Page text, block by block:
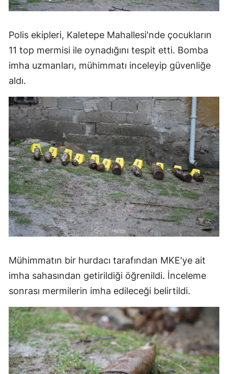
Polis ekipleri, Kaletepe Mahallesi'nde çocukların
11 top mermisi ile oynadığını tespit etti. Bomba
imha uzmanları, mühimmatı inceleyip güvenliğe
aldı.
Mühimmatın bir hurdacı tarafından MKE'ye ait
imha sahasından getirildiği öğrenildi. İnceleme
sonrası mermilerin imha edileceği belirtildi.